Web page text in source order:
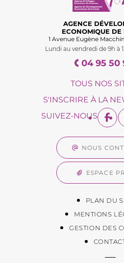
AGENCE
ECONOMIQUE DE
1 Avenue Eugène
Lundi au vendredi de 9h à
04 95 50
TOUS NOS
S'INSCRIRE À LA
SUIVEZ-NOUS
NOUS
ESPACE
PLAN DU
MENTIONS
GESTION DES